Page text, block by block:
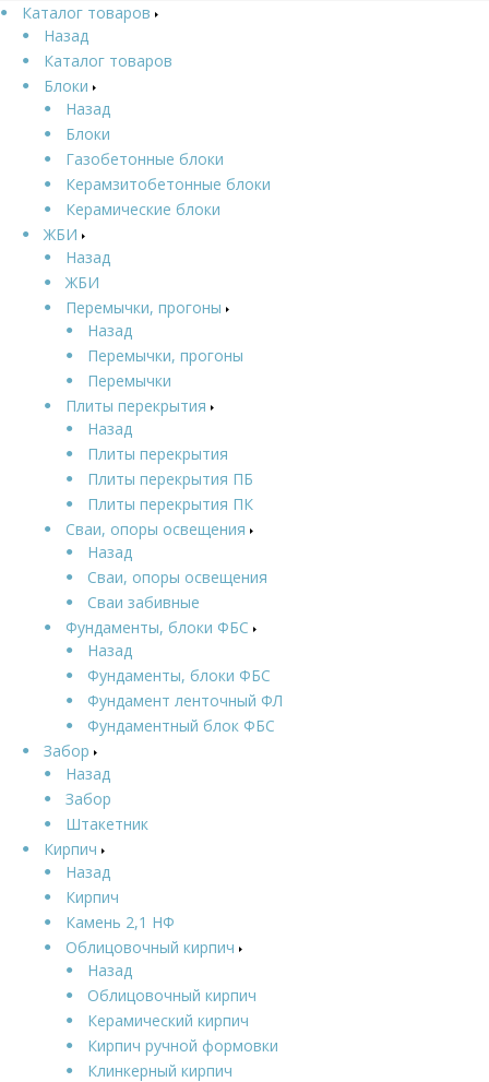
Каталог товаров
Назад
Каталог товаров
Блоки
Назад
Блоки
Газобетонные блоки
Керамзитобетонные блоки
Керамические блоки
ЖБИ
Назад
ЖБИ
Перемычки, прогоны
Назад
Перемычки, прогоны
Перемычки
Плиты перекрытия
Назад
Плиты перекрытия
Плиты перекрытия ПБ
Плиты перекрытия ПК
Сваи, опоры освещения
Назад
Сваи, опоры освещения
Сваи забивные
Фундаменты, блоки ФБС
Назад
Фундаменты, блоки ФБС
Фундамент ленточный ФЛ
Фундаментный блок ФБС
Забор
Назад
Забор
Штакетник
Кирпич
Назад
Кирпич
Камень 2,1 НФ
Облицовочный кирпич
Назад
Облицовочный кирпич
Керамический кирпич
Кирпич ручной формовки
Клинкерный кирпич